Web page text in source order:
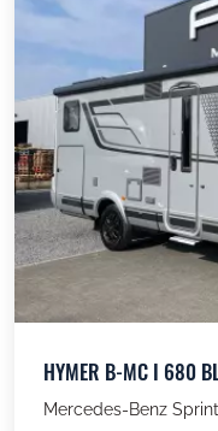
HYMER B-MC I 680
Mercedes-Benz